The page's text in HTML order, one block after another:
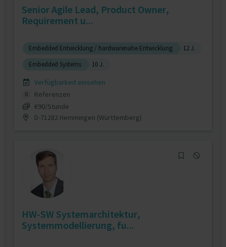
Senior Agile Lead, Product Owner,
Requirement u...
Embedded Entwicklung / hardwarenahe Entwicklung
12 J.
Embedded Systems
10 J.
Verfügbarkeit einsehen
0
Referenzen
€90/Stunde
D-71282 Hemmingen (Württemberg)
HW-SW Systemarchitektur,
Systemmodellierung, fu...